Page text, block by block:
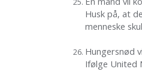
Husk på, at
menneske
Hungersnød
Ifølge United